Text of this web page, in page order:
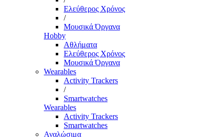
Ελεύθερος Χρόνος
/
Μουσικά Όργανα
Hobby
Αθλήματα
Ελεύθερος Χρόνος
Μουσικά Όργανα
Wearables
Activity Trackers
/
Smartwatches
Wearables
Activity Trackers
Smartwatches
Αναλώσιμα